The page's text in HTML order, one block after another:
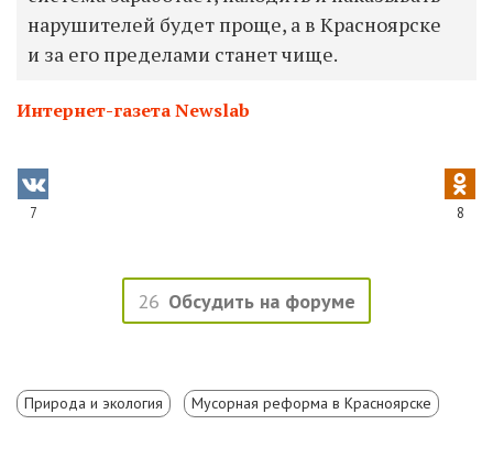
нарушителей будет проще, а в Красноярске
и за его пределами станет чище.
Интернет-газета Newslab
7 8
26 Обсудить на форуме
Природа и экология Мусорная реформа в Красноярске